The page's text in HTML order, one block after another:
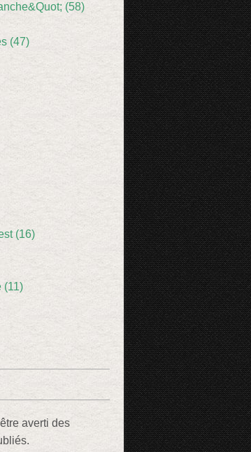
(58)
(47)
(16)
(11)
averti des